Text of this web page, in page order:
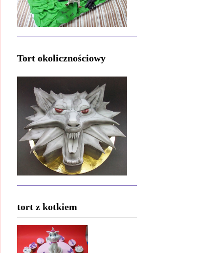
Tort okolicznościowy
tort z kotkiem